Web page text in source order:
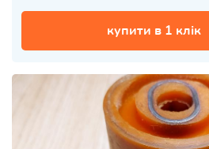
купити в 1 клік